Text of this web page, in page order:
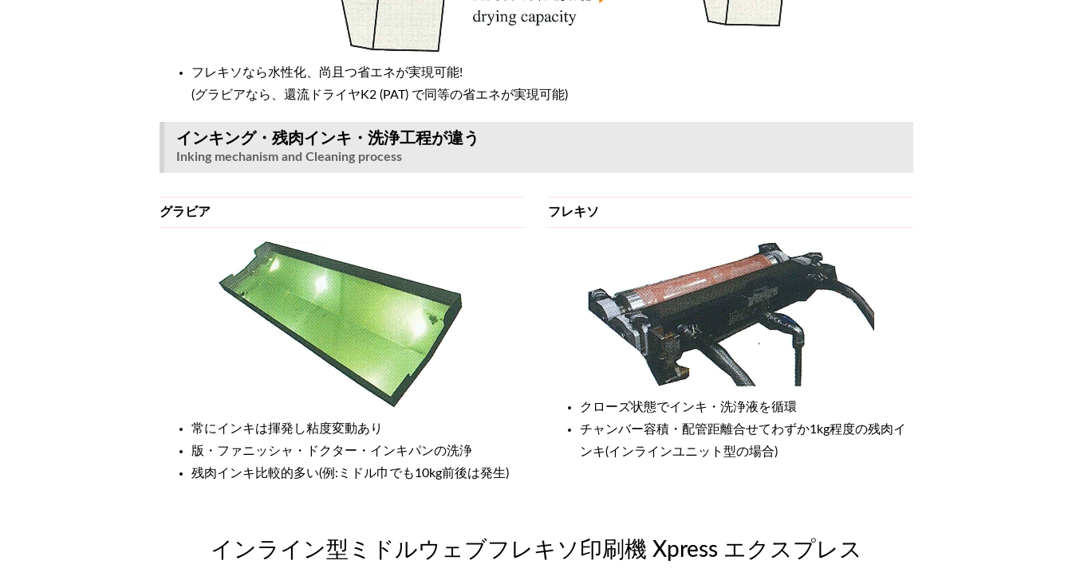
フレキソなら水性化、尚且つ省エネが実現可能!
(グラビアなら、還流ドライヤK2 (PAT) で同等の省エネが実現可能)
インキング・残肉インキ・洗浄工程が違う
Inking mechanism and Cleaning process
グラビア
常にインキは揮発し粘度変動あり
版・ファニッシャ・ドクター・インキパンの洗浄
残肉インキ比較的多い(例:ミドル巾でも10kg前後は発生)
フレキソ
クローズ状態でインキ・洗浄液を循環
チャンバー容積・配管距離合せてわずか1kg程度の残肉イ
ンキ(インラインユニット型の場合)
インライン型ミドルウェブフレキソ印刷機 Xpress エクスプレス